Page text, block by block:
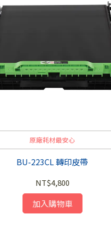
原廠耗材最安心
BU-223CL 轉印皮帶
NT$4,800
加入購物車